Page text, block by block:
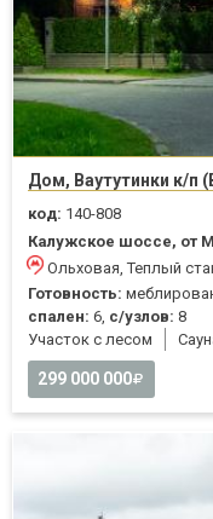
Дом, Ваутутинки к/п
код: 140-808
Калужское шоссе, от
Ольховая, Теплый
Готовность:
спален: 6, с/узлов: 8
Участок с лесом
299 000 000